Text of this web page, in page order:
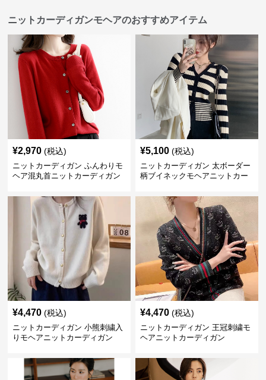
ニットカーディガンモヘアのおすすめアイテム
¥2,970 (税込)
ニットカーディガン ふんわりモ
ヘア混丸首ニットカーディガン
¥5,100 (税込)
ニットカーディガン 太ボーダー
柄ブイネックモヘアニットカー
¥4,470 (税込)
ニットカーディガン 小熊刺繍入
りモヘアニットカーディガン
¥4,470 (税込)
ニットカーディガン 王冠刺繍モ
ヘアニットカーディガン